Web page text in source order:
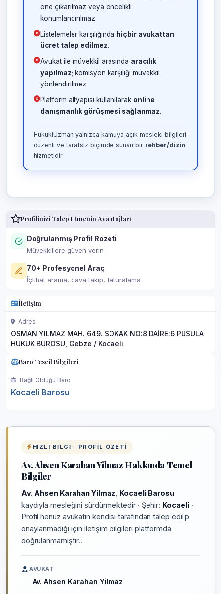
öne çıkarılmaz veya öncelikli
konumlandırılmaz.
Listelemeler karşılığında hiçbir avukattan
ücret talep edilmez.
Avukat ile müvekkil arasında aracılık
yapılmaz; komisyon karşılığı müvekkil
yönlendirilmez.
Platform altyapısı kullanılarak online
danışmanlık görüşmesi sağlanmaz.
HukukiUzman yalnızca kamuya açık mesleki bilgileri
düzenli ve tarafsız biçimde sunan bir rehber/dizin
hizmetidir.
Profilinizi Talep Etmenin Avantajları
Doğrulanmış Profil Rozeti
Müvekkillere güven verin
70+ Profesyonel Araç
İçtihat arama, dava takip, faturalama
İletişim
Adres
OSMAN YILMAZ MAH. 649. SOKAK NO:8 DAİRE:6 PUSULA
HUKUK BÜROSU, Gebze / Kocaeli
Baro Tescil Bilgileri
Bağlı Olduğu Baro
Kocaeli Barosu
HIZLI BILGI · PROFIL ÖZETI
Av. Ahsen Karahan Yilmaz Hakkında Temel
Bilgiler
Av. Ahsen Karahan Yilmaz Kocaeli Barosu
kaydıyla mesleğini sürdürmektedir · Şehir: Kocaeli ·
Profil henüz avukatın kendisi tarafından talep edilip
onaylanmadığı için iletişim bilgileri platformda
doğrulanmamıştır..
AVUKAT
Av. Ahsen Karahan Yilmaz